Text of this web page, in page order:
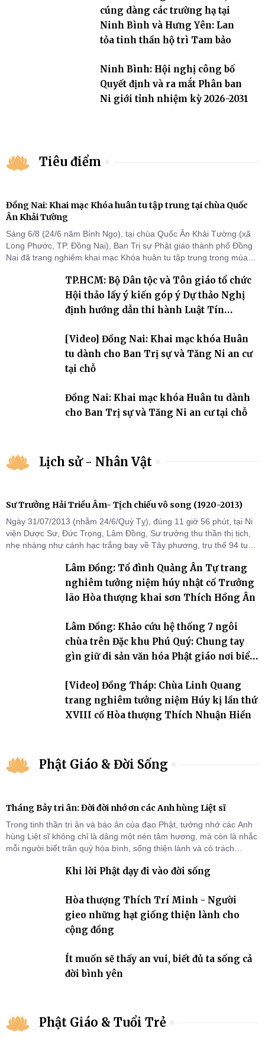
cúng dàng các trường hạ tại
Ninh Bình và Hưng Yên: Lan
tỏa tinh thần hộ trì Tam bảo
Ninh Bình: Hội nghị công bố
Quyết định và ra mắt Phân ban
Ni giới tỉnh nhiệm kỳ 2026-2031
Tiêu điểm
Đồng Nai: Khai mạc Khóa huân tu tập trung tại chùa Quốc
Ân Khải Tường
Sáng 6/8 (24/6 năm Bính Ngọ), tại chùa Quốc Ân Khải Tường (xã
Long Phước, TP. Đồng Nai), Ban Trị sự Phật giáo thành phố Đồng
Nai đã trang nghiêm khai mạc Khóa huân tu tập trung trong mùa
chỗ khu vực VII, VIII và trường hạ chùa Quốc Ân Khải Tường.
TP.HCM: Bộ Dân tộc và Tôn giáo tổ chức
Hội thảo lấy ý kiến góp ý Dự thảo Nghị
định hướng dẫn thi hành Luật Tín
[Video] Đồng Nai: Khai mạc khóa Huân
tu dành cho Ban Trị sự và Tăng Ni an cư
tại chỗ
Đồng Nai: Khai mạc khóa Huân tu dành
cho Ban Trị sự và Tăng Ni an cư tại chỗ
Lịch sử - Nhân Vật
Sư Trưởng Hải Triều Âm- Tịch chiếu vô song (1920-2013)
Ngày 31/07/2013 (nhằm 24/6/Quý Tỵ), đúng 11 giờ 56 phút, tại Ni
viện Dược Sư, Đức Trọng, Lâm Đồng, Sư trưởng thu thần thị tịch,
nhẹ nhàng như cánh hạc trắng bay về Tây phương, trụ thế 94 tuổi
Lâm Đồng: Tổ đình Quảng Ân Tự trang
nghiêm tưởng niệm húy nhật cố Trưởng
lão Hòa thượng khai sơn Thích Hồng Ân
Lâm Đồng: Khảo cứu hệ thống 7 ngôi
chùa trên Đặc khu Phú Quý: Chung tay
gìn giữ di sản văn hóa Phật giáo nơi biển
[Video] Đồng Tháp: Chùa Linh Quang
trang nghiêm tưởng niệm Húy kị lần thứ
XVIII cố Hòa thượng Thích Nhuận Hiền
Phật Giáo & Đời Sống
Tháng Bảy tri ân: Đời đời nhớ ơn các Anh hùng Liệt sĩ
Trong tinh thần tri ân và báo ân của đạo Phật, tưởng nhớ các Anh
hùng Liệt sĩ không chỉ là dâng một nén tâm hương, mà còn là nhắc
mỗi người biết trân quý hòa bình, sống thiện lành và có trách
Khi lời Phật dạy đi vào đời sống
Hòa thượng Thích Trí Minh - Người
gieo những hạt giống thiện lành cho
cộng đồng
Ít muốn sẽ thấy an vui, biết đủ ta sống cả
đời bình yên
Phật Giáo & Tuổi Trẻ